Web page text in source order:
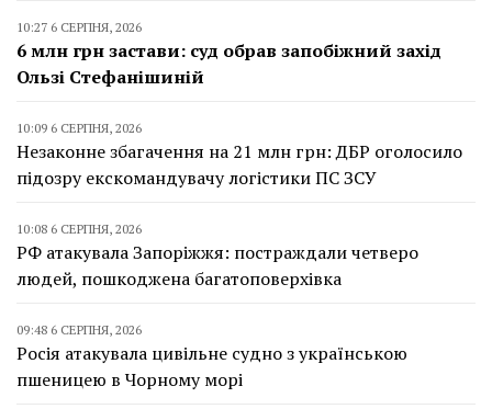
10:27 6 СЕРПНЯ, 2026
6 млн грн застави: суд обрав запобіжний захід
Ользі Стефанішиній
10:09 6 СЕРПНЯ, 2026
Незаконне збагачення на 21 млн грн: ДБР оголосило
підозру екскомандувачу логістики ПС ЗСУ
10:08 6 СЕРПНЯ, 2026
РФ атакувала Запоріжжя: постраждали четверо
людей, пошкоджена багатоповерхівка
09:48 6 СЕРПНЯ, 2026
Росія атакувала цивільне судно з українською
пшеницею в Чорному морі